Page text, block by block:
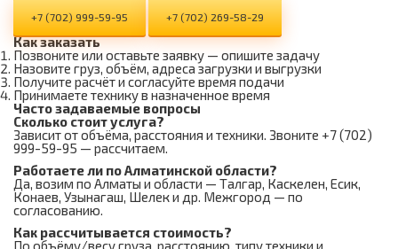
+7 (702) 999-59-95 +7 (702) 269-58-29
Как заказать
Позвоните или оставьте заявку — опишите задачу
Назовите груз, объём, адреса загрузки и выгрузки
Получите расчёт и согласуйте время подачи
Принимаете технику в назначенное время
Часто задаваемые вопросы
Сколько стоит услуга?
Зависит от объёма, расстояния и техники. Звоните +7 (702)
999-59-95 — рассчитаем.
Работаете ли по Алматинской области?
Да, возим по Алматы и области — Талгар, Каскелен, Есик,
Конаев, Узынагаш, Шелек и др. Межгород — по
согласованию.
Как рассчитывается стоимость?
По объёму/весу груза, расстоянию, типу техники и